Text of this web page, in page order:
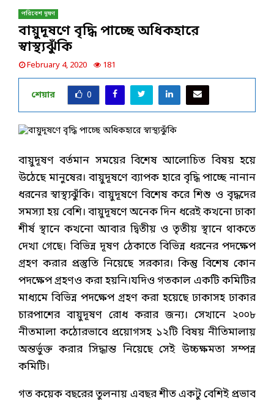
পরিবেশ দূষণ
বায়ুদূষণে বৃদ্ধি পাচ্ছে অধিকহারে
স্বাস্থ্যঝুঁকি
February 4, 2020 181
শেয়ার 0
বায়ুদূষণ বর্তমান সময়ের বিশেষ আলোচিত বিষয় হয়ে
উঠেছে মানুষের। বায়ুদূষণে ব্যাপক হারে বৃদ্ধি পাচ্ছে নানান
ধরনের স্বাস্থ্যঝুঁকি। বায়ুদূষণে বিশেষ করে শিশু ও বৃদ্ধদের
সমস্যা হয় বেশি। বায়ুদূষণে অনেক দিন ধরেই কখনো ঢাকা
শীর্ষ স্থানে কখনো আবার দ্বিতীয় ও তৃতীয় স্থানে থাকতে
দেখা গেছে। বিভিন্ন দূষণ ঠেকাতে বিভিন্ন ধরনের পদক্ষেপ
গ্রহণ করার প্রস্তুতি নিয়েছে সরকার। কিন্তু বিশেষ কোন
পদক্ষেপ গ্রহণও করা হয়নি।যদিও গতকাল একটি কমিটির
মাধ্যমে বিভিন্ন পদক্ষেপ গ্রহণ করা হয়েছে ঢাকাসহ ঢাকার
চারপাশের বায়ুদূষণ রোধ করার জন্য। সেখানে ২০০৮
নীতমালা কঠোরভাবে প্রয়োগসহ ১২টি বিষয় নীতিমালায়
অন্তর্ভুক্ত করার সিদ্ধান্ত নিয়েছে সেই উচ্চক্ষমতা সম্পন্ন
কমিটি।
গত কয়েক বছরের তুলনায় এবছর শীত একটু বেশিই প্রভাব